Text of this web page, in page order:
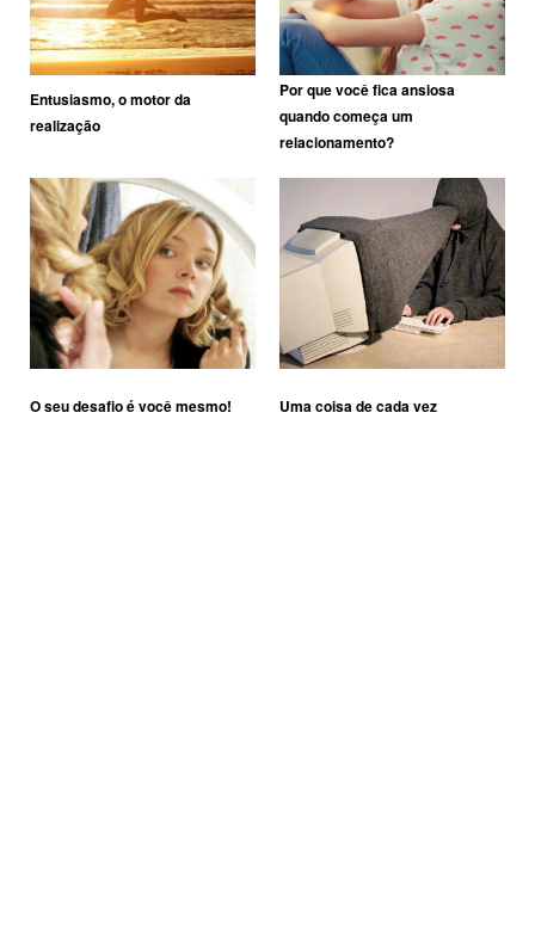
Entusiasmo, o motor da
realização
Por que você fica ansiosa
quando começa um
relacionamento?
O seu desafio é você mesmo! Uma coisa de cada vez